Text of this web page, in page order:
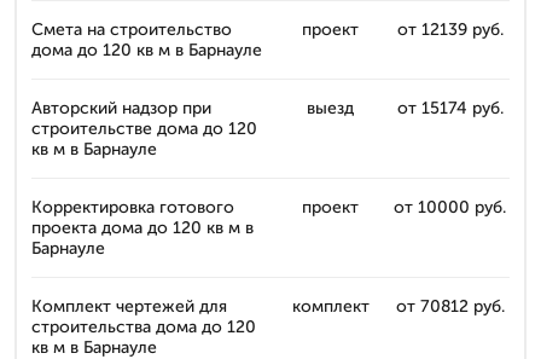
Смета на строительство
дома до 120 кв м в Барнауле
проект от 12139 руб.
Авторский надзор при
строительстве дома до 120
кв м в Барнауле
выезд от 15174 руб.
Корректировка готового
проекта дома до 120 кв м в
Барнауле
проект от 10000 руб.
Комплект чертежей для
строительства дома до 120
кв м в Барнауле
комплект от 70812 руб.